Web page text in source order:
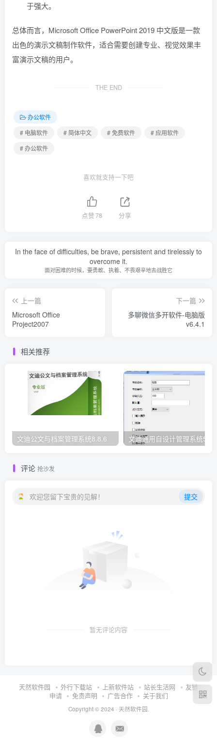
于强大。
总体而言，Microsoft Office PowerPoint 2019 中文版是一款
出色的演示文稿制作软件，适合需要创建专业、视觉效果丰
富演示文稿的用户。
THE END
办公软件
# 电脑软件
# 简体中文 # 免费软件
# 应用软件
# 办公软件
喜欢就支持一下吧
点赞78 分享
In the face of difficulties, be brave, persistent and tirelessly to
overcome it.
面对困难的时候，要勇敢、执着、不畏艰辛地去战胜它
上一篇
Microsoft Office
Project2007
下一篇
多聊微信多开软件-电脑版
v6.4.1
相关推荐
文迪公文与档案管理系统8.8.6 文迪通用自设计管理系统
评论 抢沙发
欢迎您留下宝贵的见解！ 提交
暂无评论内容
天然软件园 外行下载站 上新软件站 站长生活网
友链
申请
免责声明 广告合作 关于我们
Copyright © 2024 · 天然软件园.